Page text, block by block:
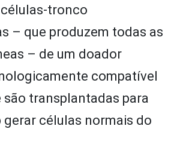
tronco
– que produzem todas as
– de um doador
compatível
transplantadas para
gerar células normais do